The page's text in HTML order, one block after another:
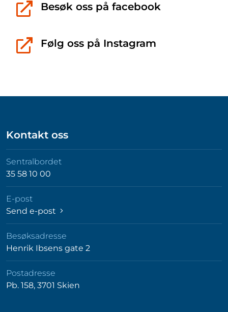
Besøk oss på facebook
Følg oss på Instagram
Kontakt oss
Sentralbordet
35 58 10 00
E-post
Send e-post
Besøksadresse
Henrik Ibsens gate 2
Postadresse
Pb. 158, 3701 Skien